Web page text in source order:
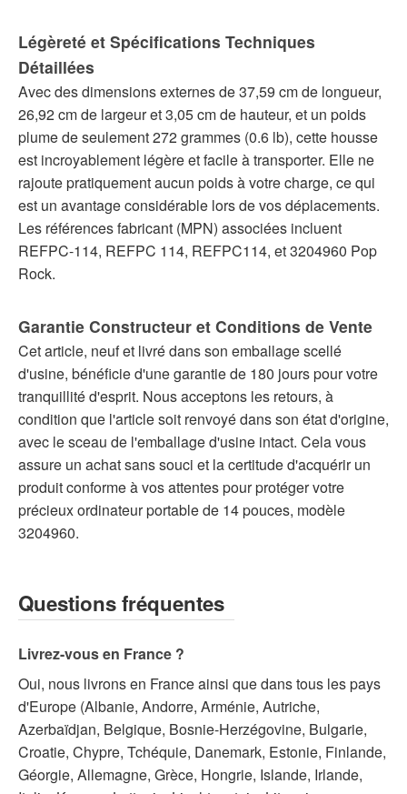
Légèreté et Spécifications Techniques
Détaillées
Avec des dimensions externes de 37,59 cm de longueur,
26,92 cm de largeur et 3,05 cm de hauteur, et un poids
plume de seulement 272 grammes (0.6 lb), cette housse
est incroyablement légère et facile à transporter. Elle ne
rajoute pratiquement aucun poids à votre charge, ce qui
est un avantage considérable lors de vos déplacements.
Les références fabricant (MPN) associées incluent
REFPC-114, REFPC 114, REFPC114, et 3204960 Pop
Rock.
Garantie Constructeur et Conditions de Vente
Cet article, neuf et livré dans son emballage scellé
d'usine, bénéficie d'une garantie de 180 jours pour votre
tranquillité d'esprit. Nous acceptons les retours, à
condition que l'article soit renvoyé dans son état d'origine,
avec le sceau de l'emballage d'usine intact. Cela vous
assure un achat sans souci et la certitude d'acquérir un
produit conforme à vos attentes pour protéger votre
précieux ordinateur portable de 14 pouces, modèle
3204960.
Questions fréquentes
Livrez-vous en France ?
Oui, nous livrons en France ainsi que dans tous les pays
d'Europe (Albanie, Andorre, Arménie, Autriche,
Azerbaïdjan, Belgique, Bosnie-Herzégovine, Bulgarie,
Croatie, Chypre, Tchéquie, Danemark, Estonie, Finlande,
Géorgie, Allemagne, Grèce, Hongrie, Islande, Irlande,